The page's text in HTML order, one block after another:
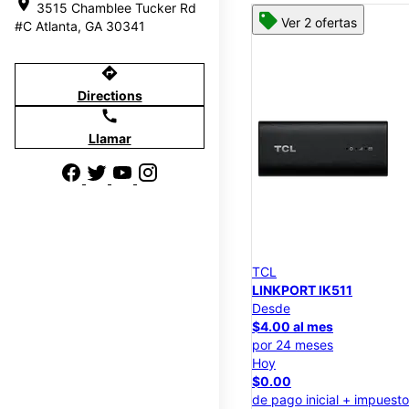
location_on 3515 Chamblee Tucker Rd
#C Atlanta, GA 30341
directions
Directions
call
Llamar
Ver 2 ofertas
TCL
LINKPORT IK511
Desde
$4.00 al mes
por 24 meses
Hoy
$0.00
de pago inicial +